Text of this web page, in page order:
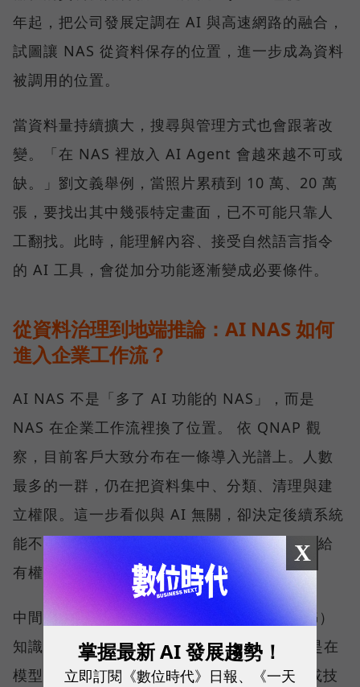
年起，把公司發展定調在 AI 與高速網路的融合，
試圖讓 NAS 從資料保存的位置，進一步成為資料
被調用的位置。
當資料量持續擴大，搜尋與管理方式也會跟著改
變。「在 NAS 裡放入 AI Agent 會越來越不可或
缺。」劉文義舉例，當照片累積到 10 萬、20 萬
張，要找出其中幾張特定畫面，已不可能只靠人
工翻找。此時，能理解內容、接受自然語言指令
的 AI 工具，會從加分功能逐漸變成必要條件。
從資料治理到地端推論：AI NAS 如何
進入企業工作流？
AI NAS 不是「多了 AI 功能的 NAS」，而是
NAS 在企業工作流裡換了位置。 依 QNAP 觀
察，目前客戶大致分布在一條導入光譜上。人數
最多的一群，仍在把資料集中、分類、清理與建
立權限。這一步看似與 AI 無關，卻決定後續系統
能不能找到正確資料、辨識版本，並把答案交給
有權限的人。
中間一群開始建置私有的檢索增強生成（RAG）
知識庫。RAG 並不是重新訓練一個模型，而是在
模型回答前，先從企業的 SOP、合約、法規或技
X
掌握最新 AI 發展趨勢！
立即訂閱《數位時代》日報、《一天